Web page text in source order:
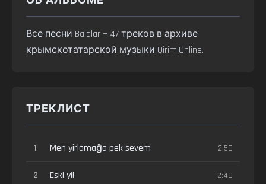
Все песни Balalar — 47 треков в архиве
крымскотатарской музыки Qirim.Online.
ТРЕКЛИСТ
1 Men yirlamağa pek sevem 2:50
2 Eski yil 2:49